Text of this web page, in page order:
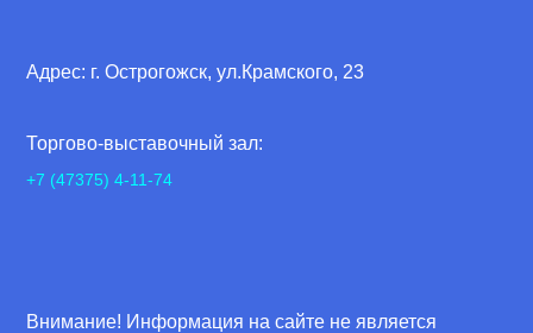
Адрес: г. Острогожск, ул.Крамского, 23
Торгово-выставочный зал:
+7 (47375) 4-11-74
Внимание! Информация на сайте не является